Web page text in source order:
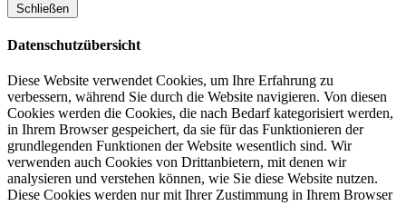
Schließen
Datenschutzübersicht
Diese Website verwendet Cookies, um Ihre Erfahrung zu
verbessern, während Sie durch die Website navigieren. Von diesen
Cookies werden die Cookies, die nach Bedarf kategorisiert werden,
in Ihrem Browser gespeichert, da sie für das Funktionieren der
grundlegenden Funktionen der Website wesentlich sind. Wir
verwenden auch Cookies von Drittanbietern, mit denen wir
analysieren und verstehen können, wie Sie diese Website nutzen.
Diese Cookies werden nur mit Ihrer Zustimmung in Ihrem Browser